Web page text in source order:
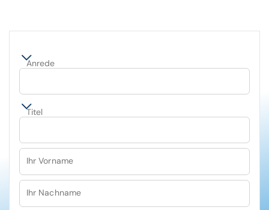
Anrede
Titel
Ihr Vorname
Ihr Nachname